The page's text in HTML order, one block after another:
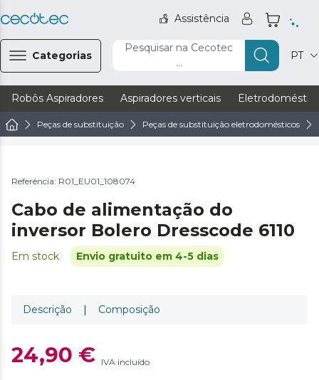
Assistência
Categorias
Pesquisar na Cecotec
...
PT
Robôs Aspiradores Aspiradores verticais
Peças de substituição Peças de substituição eletrodomésticos
Referência: R01_EU01_108074
Cabo de alimentação do
inversor Bolero Dresscode 6110
Em stock Envio gratuito em 4-5 dias
Descrição | Composição
24,90 € IVA incluído